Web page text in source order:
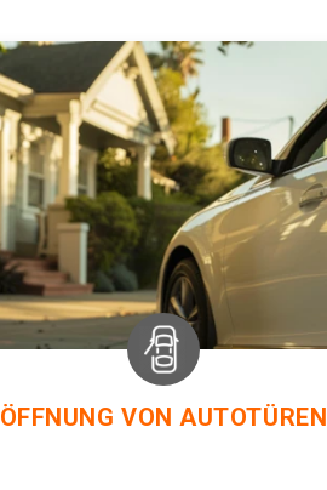
ÖFFNUNG VON AUTOTÜREN